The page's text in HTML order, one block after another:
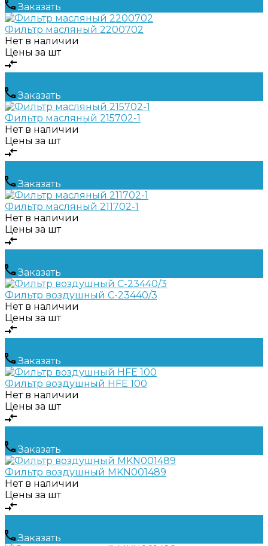
Заказать
Фильтр масляный 2200702
Нет в наличии
Цены за шт
Заказать
Фильтр масляный 215702-1
Нет в наличии
Цены за шт
Заказать
Фильтр масляный 211702-1
Нет в наличии
Цены за шт
Заказать
Фильтр воздушный С-23440/3
Нет в наличии
Цены за шт
Заказать
Фильтр воздушный НFE 100
Нет в наличии
Цены за шт
Заказать
Фильтр воздушный MKN001489
Нет в наличии
Цены за шт
Заказать